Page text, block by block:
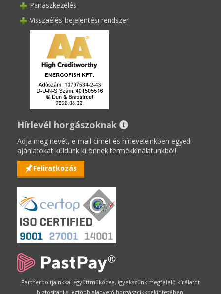
Panaszkezelés
Visszaélés-bejelentési rendszer
Hírlevél horgászoknak
Adja meg nevét, e-mail címét és hírleveleinkben egyedi
ajánlatokat küldünk ki önnek termékkínálatunkból!
Feliratkozás
Partnerboltjainkkal együttműködve, igyekszünk megfelelő kínálatot
biztosítani a legtöbb alapvető horgászcikk tekintetében,